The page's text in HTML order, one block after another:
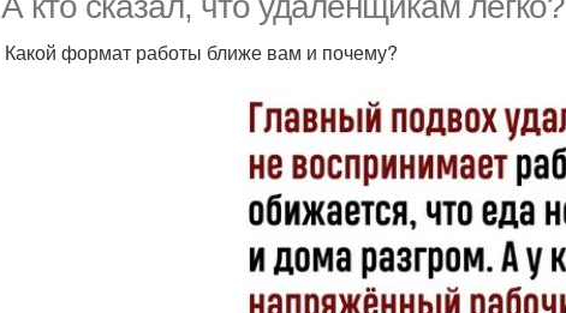
Какой формат работы ближе вам и почему?